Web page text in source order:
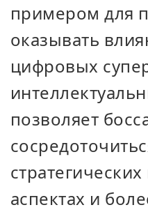
примером для
оказывать
цифровых
позволяет
аспектах и